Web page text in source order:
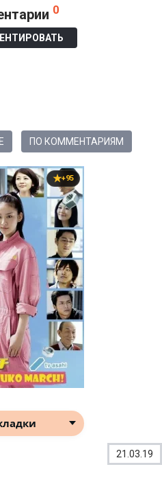
0
ПО КОММЕНТАРИЯМ
+95
21.03.19